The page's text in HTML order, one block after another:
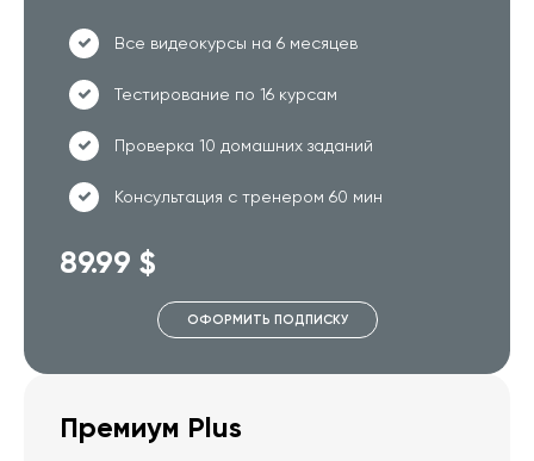
Все видеокурсы на 6 месяцев
Тестирование по 16 курсам
Проверка 10 домашних заданий
Консультация с тренером 60 мин
89.99 $
ОФОРМИТЬ ПОДПИСКУ
Премиум Plus